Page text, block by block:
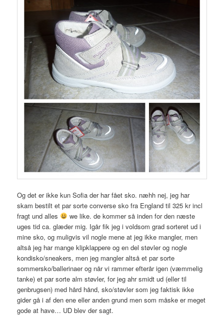
Og det er ikke kun Sofia der har fået sko. næhh nej, jeg har
skam bestilt et par sorte converse sko fra England til 325 kr incl
fragt und alles
we like. de kommer så inden for den næste
uges tid ca. glæder mig. Igår fik jeg i voldsom grad sorteret ud i
mine sko, og muligvis vil nogle mene at jeg ikke mangler, men
altså jeg har mange klipklappere og en del støvler og nogle
kondisko/sneakers, men jeg mangler altså et par sorte
sommersko/ballerinaer og når vi rammer efterår igen (væmmelig
tanke) et par sorte alm støvler, for jeg ahr smidt ud (eller til
genbrugsen) med hård hånd, sko/støvler som jeg faktisk ikke
gider gå i af den ene eller anden grund men som måske er meget
gode at have… UD blev der sagt.